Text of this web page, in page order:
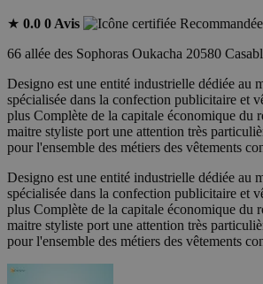
★ 0.0 0 Avis
Recommandée
66 allée des Sophoras Oukacha 20580
Designo est une entité industrielle dédiée au
spécialisée dans la confection publicitaire et
plus Complète de la capitale économique du
maitre styliste port une attention très
pour l'ensemble des métiers des vêtements
Designo est une entité industrielle dédiée au
spécialisée dans la confection publicitaire et
plus Complète de la capitale économique du
maitre styliste port une attention très
pour l'ensemble des métiers des vêtements